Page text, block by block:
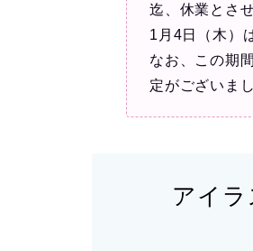
迄、休業とさ
1月4日（木）
なお、この期
定がございま
アイ